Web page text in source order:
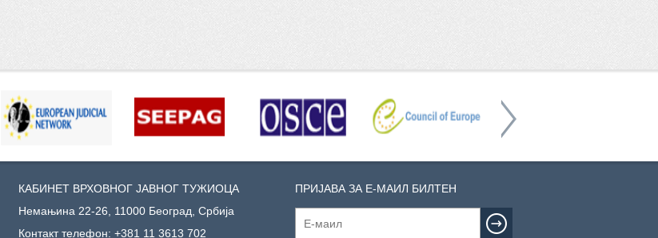
ПРИЈАВА ЗА Е-МАИЛ БИЛТЕН
КАБИНЕТ ВРХОВНОГ ЈАВНОГ ТУЖИОЦА
Немањина 22-26, 11000 Београд, Србија
Контакт телефон: +381 11 3613 702